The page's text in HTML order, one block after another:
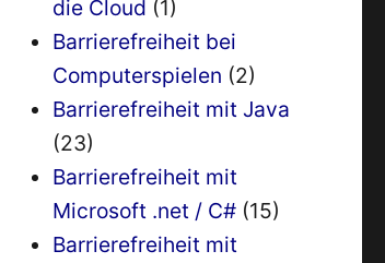
die Cloud (1)
Barrierefreiheit bei
Computerspielen (2)
Barrierefreiheit mit Java
(23)
Barrierefreiheit mit
Microsoft .net / C#(15)
Barrierefreiheit mit